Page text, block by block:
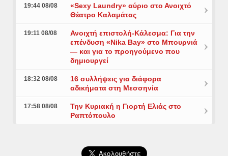
19:44 08/08
«Sexy Laundry» αύριο στο Ανοιχτό
Θέατρο Καλαμάτας
19:11 08/08
Ανοιχτή επιστολή-Κάλεσμα: Για την
επένδυση «Nika Bay» στο Μπουρνιά
— και για το προηγούμενο που
δημιουργεί
18:32 08/08
16 συλλήψεις για διάφορα
αδικήματα στη Μεσσηνία
17:58 08/08
Την Κυριακή η Γιορτή Ελιάς στο
Ραπτόπουλο